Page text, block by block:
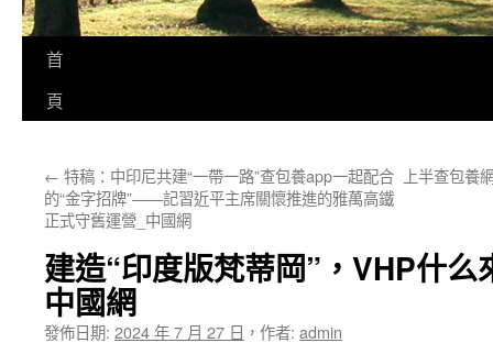
首
頁
← 特稿：中印尼共建“一帶一路”查包養app一起配合
的“金字招牌”——記習近平主席關懷推進的雅萬高鐵
正式守舊運營_中國網
上半查包養
建造“印度版梵蒂岡”，VHP什
中國網
發佈日期: 2024 年 7 月 27 日 ， 作者: admin